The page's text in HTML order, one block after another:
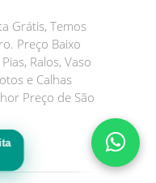
Grátis, Temos
Preço Baixo
Ralos, Vaso
e Calhas
Preço de São
Precisa de